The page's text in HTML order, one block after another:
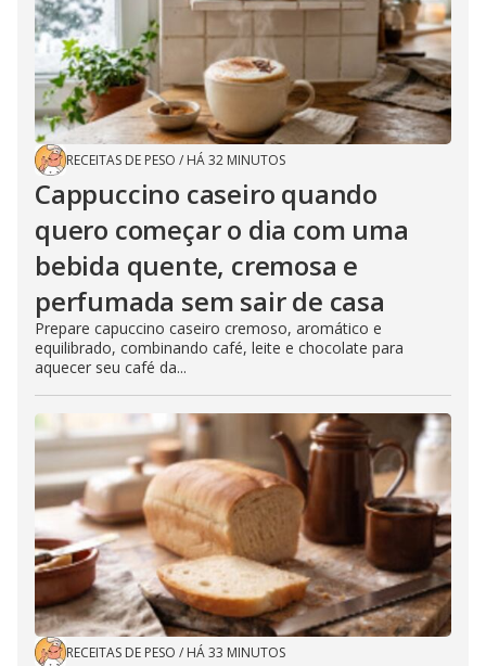
RECEITAS DE PESO / HÁ 32 MINUTOS
Cappuccino caseiro quando
quero começar o dia com uma
bebida quente, cremosa e
perfumada sem sair de casa
Prepare capuccino caseiro cremoso, aromático e
equilibrado, combinando café, leite e chocolate para
aquecer seu café da...
RECEITAS DE PESO / HÁ 33 MINUTOS